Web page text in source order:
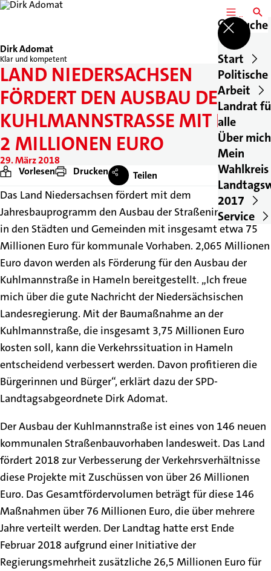
Dirk Adomat
Klar und kompetent
MENÜSuche
Start
Politische
Arbeit
Landrat
alle
Über mich
Mein
Wahlkreis
2017
Service
LAND NIEDERSACHSEN
FÖRDERT DEN AUSBAU DER
KUHLMANNSTRASSE MIT RUND 2
MILLIONEN EURO
29. März 2018
Vorlesen
Drucken Teilen
Das Land Niedersachsen fördert mit dem
Jahresbauprogramm den Ausbau der Straßeninfrastruktur
in den Städten und Gemeinden mit insgesamt etwa 75
Millionen Euro für kommunale Vorhaben. 2,065 Millionen
Euro davon werden als Förderung für den Ausbau der
Kuhlmannstraße in Hameln bereitgestellt. „Ich freue
mich über die gute Nachricht der Niedersächsischen
Landesregierung. Mit der Baumaßnahme an der
Kuhlmannstraße, die insgesamt 3,75 Millionen Euro
kosten soll, kann die Verkehrssituation in Hameln
entscheidend verbessert werden. Davon profitieren die
Bürgerinnen und Bürger“, erklärt dazu der SPD-
Landtagsabgeordnete Dirk Adomat.
Der Ausbau der Kuhlmannstraße ist eines von 146 neuen
kommunalen Straßenbauvorhaben landesweit. Das Land
fördert 2018 zur Verbesserung der Verkehrsverhältnisse
diese Projekte mit Zuschüssen von über 26 Millionen
Euro. Das Gesamtfördervolumen beträgt für diese 146
Maßnahmen über 76 Millionen Euro, die über mehrere
Jahre verteilt werden. Der Landtag hatte erst Ende
Februar 2018 aufgrund einer Initiative der
Regierungsmehrheit zusätzliche 26,5 Millionen Euro für